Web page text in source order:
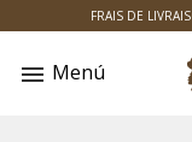
FRAIS DE
Menú